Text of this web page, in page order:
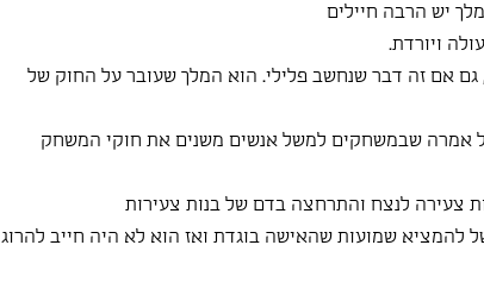
יש הרבה חיילים
ויורדת.
גם אם זה דבר שנחשב פלילי. הוא המלך שעובר על החוק של
אמרה שבמשחקים למשל אנשים משנים את חוקי המשחק
צעירה לנצח והתרחצה בדם של בנות צעירות
להמציא שמועות שהאישה בוגדת ואז הוא לא היה חייב להרוג